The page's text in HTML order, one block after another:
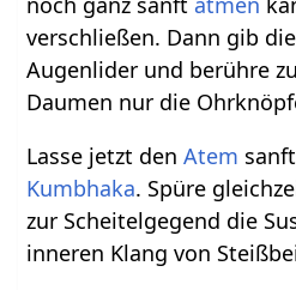
verschließen. Dann gib
Augenlider und berühre
Daumen nur die
Lasse jetzt denAtem
Kumbhaka. Spüre
zur Scheitelgegend die
inneren Klang von